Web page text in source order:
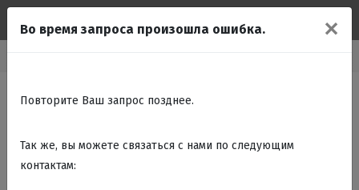
✕
Во время запроса произошла ошибка.
Повторите Ваш запрос позднее.
Так же, вы можете связаться с нами по следующим
контактам: